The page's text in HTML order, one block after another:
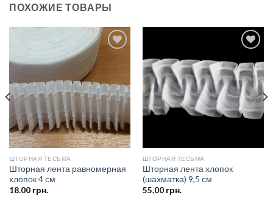
ПОХОЖИЕ ТОВАРЫ
Добавить
в список
ШТОРНАЯ ТЕСЬМА
Шторная лента равномерная
хлопок 4 см
18.00грн.
в список
желаний
ШТОРНАЯ ТЕСЬМА
Шторная лента хлопок
(шахматка) 9,5 см
55.00грн.